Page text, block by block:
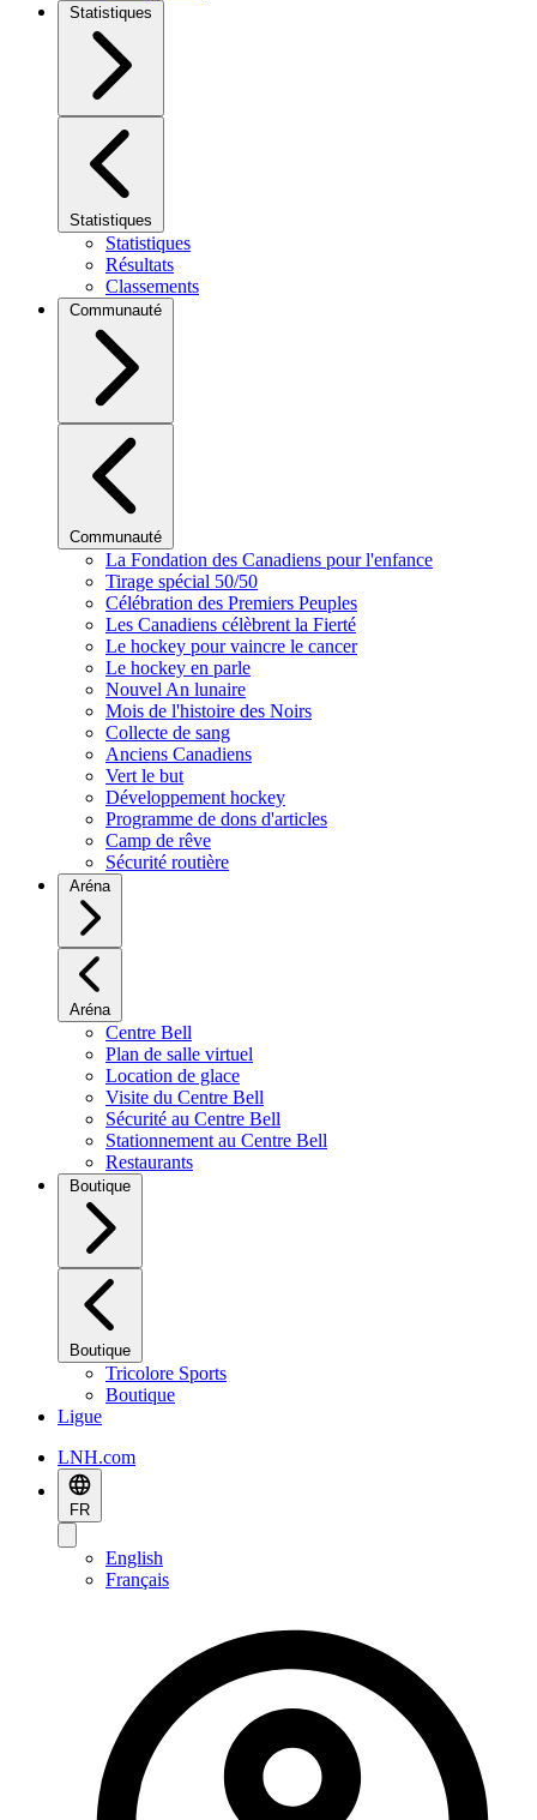
Statistiques
Statistiques
Statistiques
Résultats
Classements
Communauté
Communauté
La Fondation des Canadiens pour l'enfance
Tirage spécial 50/50
Célébration des Premiers Peuples
Les Canadiens célèbrent la Fierté
Le hockey pour vaincre le cancer
Le hockey en parle
Nouvel An lunaire
Mois de l'histoire des Noirs
Collecte de sang
Anciens Canadiens
Vert le but
Développement hockey
Programme de dons d'articles
Camp de rêve
Sécurité routière
Aréna
Aréna
Centre Bell
Plan de salle virtuel
Location de glace
Visite du Centre Bell
Sécurité au Centre Bell
Stationnement au Centre Bell
Restaurants
Boutique
Boutique
Tricolore Sports
Boutique
Ligue
LNH.com
FR
English
Français